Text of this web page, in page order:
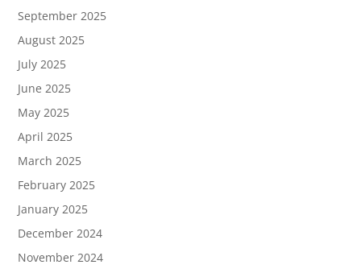
September 2025
August 2025
July 2025
June 2025
May 2025
April 2025
March 2025
February 2025
January 2025
December 2024
November 2024